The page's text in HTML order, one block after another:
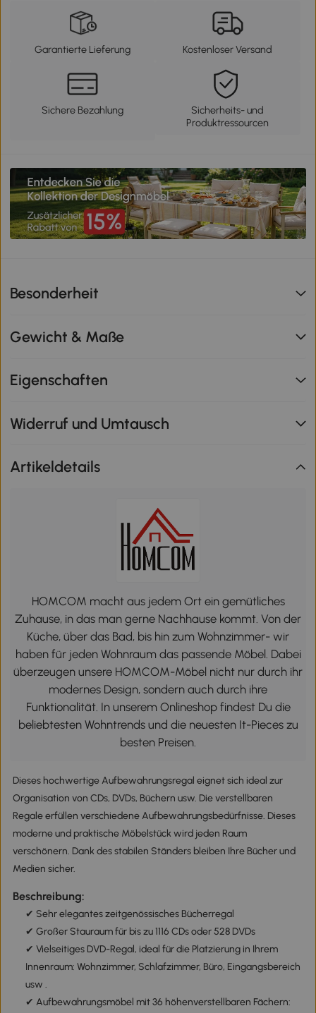
Garantierte Lieferung Kostenloser Versand
Sichere Bezahlung
Sicherheits- und
Produktressourcen
Besonderheit
Gewicht & Maße
Eigenschaften
Widerruf und Umtausch
Artikeldetails
HOMCOM macht aus jedem Ort ein gemütliches
Zuhause, in das man gerne Nachhause kommt. Von der
Küche, über das Bad, bis hin zum Wohnzimmer- wir
haben für jeden Wohnraum das passende Möbel. Dabei
überzeugen unsere HOMCOM-Möbel nicht nur durch ihr
modernes Design, sondern auch durch ihre
Funktionalität. In unserem Onlineshop findest Du die
beliebtesten Wohntrends und die neuesten It-Pieces zu
besten Preisen.
Dieses hochwertige Aufbewahrungsregal eignet sich ideal zur
Organisation von CDs, DVDs, Büchern usw. Die verstellbaren
Regale erfüllen verschiedene Aufbewahrungsbedürfnisse. Dieses
moderne und praktische Möbelstück wird jeden Raum
verschönern. Dank des stabilen Ständers bleiben Ihre Bücher und
Medien sicher.
Beschreibung:
✔ Sehr elegantes zeitgenössisches Bücherregal
✔ Großer Stauraum für bis zu 1116 CDs oder 528 DVDs
✔ Vielseitiges DVD-Regal, ideal für die Platzierung in Ihrem
Innenraum: Wohnzimmer, Schlafzimmer, Büro, Eingangsbereich
usw .
✔ Aufbewahrungsmöbel mit 36 höhenverstellbaren Fächern: